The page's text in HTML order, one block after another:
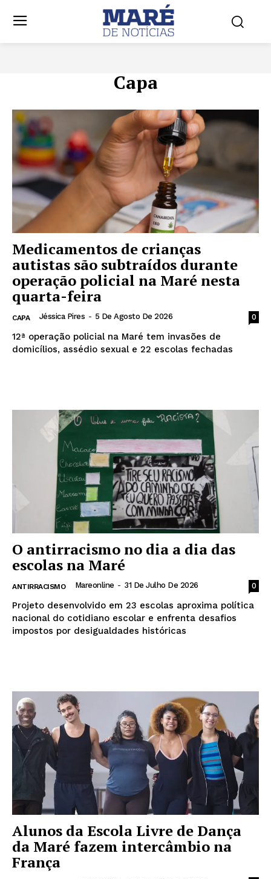
Capa
Medicamentos de crianças
autistas são subtraídos durante
operação policial na Maré nesta
quarta-feira
CAPA Jéssica Pires - 5 De Agosto De 2026 0
12ª operação policial na Maré tem invasões de
domicílios, assédio sexual e 22 escolas fechadas
O antirracismo no dia a dia das
escolas na Maré
ANTIRRACISMO Mareonline - 31 De Julho De 2026 0
Projeto desenvolvido em 23 escolas aproxima política
nacional do cotidiano escolar e enfrenta desafios
impostos por desigualdades históricas
Alunos da Escola Livre de Dança
da Maré fazem intercâmbio na
França